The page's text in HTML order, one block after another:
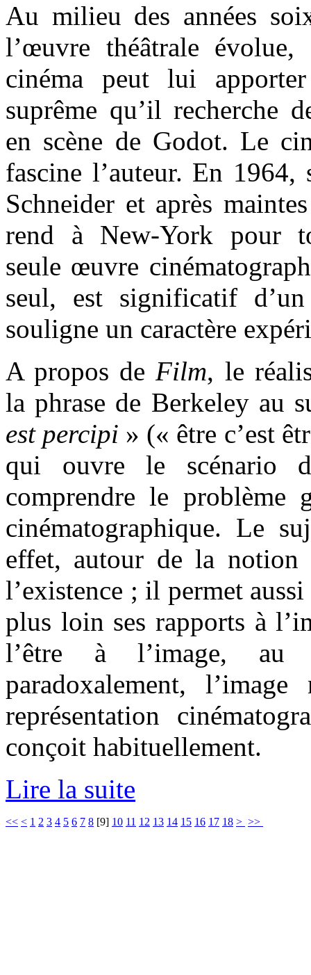
Au milieu des années
l’œuvre théâtrale
cinéma peut lui
suprême qu’il recherche
en scène de Godot. Le
fascine l’auteur. En
Schneider et après
rend à New-York pour
seule œuvre
seul, est significatif
souligne un caractère
A propos deFilm, le
la phrase de Berkeley au
est percipi » (« être c’est
qui ouvre le scénario
comprendre le problème
cinématographique. Le
effet, autour de la
l’existence ; il permet
plus loin ses rapports à
l’être à l’image, au
paradoxalement, l’image
représentation
conçoit habituellement.
Lire la suite
<< < 1 2 3 4 5 6 7 8 [9] 10 11 12 13 14 15 16 17 18 > >>